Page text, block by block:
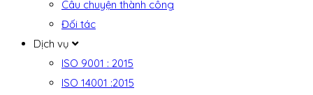
Câu chuyện thành công
Đối tác
Dịch vụ
ISO 9001 : 2015
ISO 14001 :2015